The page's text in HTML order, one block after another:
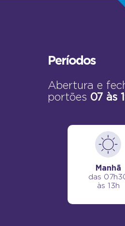
Períodos
Abertura e
portões 07 às
Manhã
das
às 13h